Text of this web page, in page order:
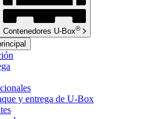
Contenedores U-Box®
y entrega de U-Box